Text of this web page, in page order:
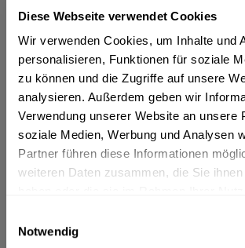
Diese Webseite verwendet Cookies
Wir verwenden Cookies, um Inhalte und
personalisieren, Funktionen für soziale
zu können und die Zugriffe auf unsere
analysieren. Außerdem geben wir
Verwendung unserer Website an unsere
soziale Medien, Werbung und Analysen
Partner führen diese Informationen
weiteren Daten zusammen, die Sie
Notwendig
MEHRWEG
+6,60 € Pfand
In denWarenkorb
Artikel-Nr.:
37573
Verfügbar in:
Beschreibung
Zutaten und Allergene